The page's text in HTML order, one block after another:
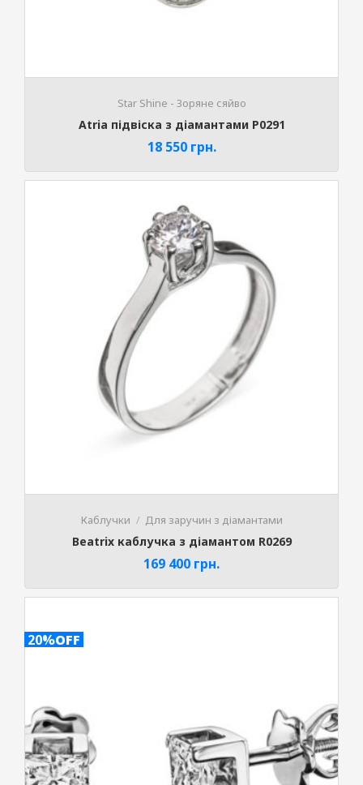
Stаr Shine - Зоряне сяйво
Atria підвіска з діамантами P0291
18 550 грн.
Каблучки Для заручин з діамантами
Beatrix каблучка з діамантом R0269
169 400 грн.
20%OFF